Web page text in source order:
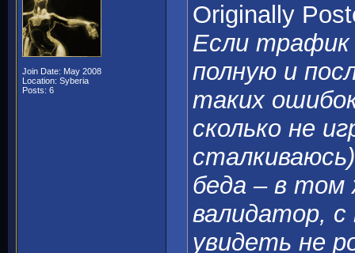
Join Date: May 2008
Location: Syberia
Posts: 6
Originally
Если
полную и
таких
сколько не
беда – в том
валидатор,
увидеть не